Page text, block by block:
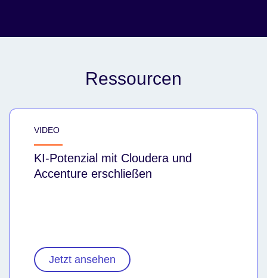
Ressourcen
VIDEO
KI-Potenzial mit Cloudera und
Accenture erschließen
Jetzt ansehen